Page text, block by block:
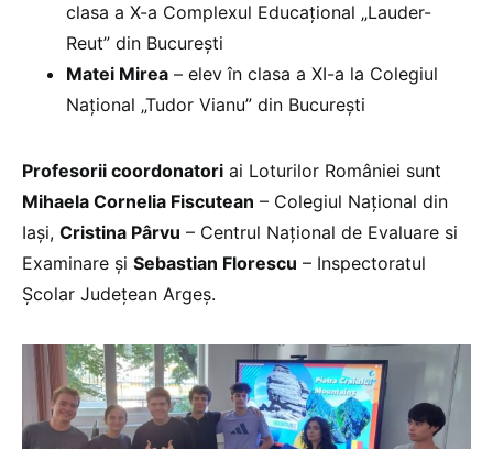
clasa a X-a Complexul Educațional „Lauder-
Reut” din București
Matei Mirea – elev în clasa a XI-a la Colegiul
Național „Tudor Vianu” din București
Profesorii coordonatori ai Loturilor României sunt
Mihaela Cornelia Fiscutean – Colegiul Naţional din
Iaşi, Cristina Pârvu – Centrul Național de Evaluare si
Examinare și Sebastian Florescu – Inspectoratul
Școlar Județean Argeș.